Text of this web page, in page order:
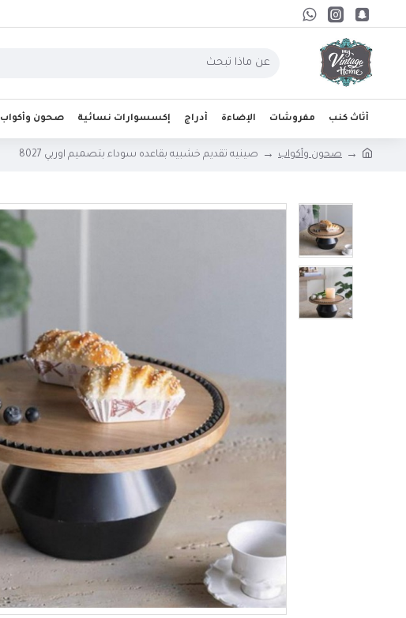
أثاث كنب مفروشات الإضاءة أدراج إكسسوارات نسائية صحون وأكواب
صحون وأكواب صينيه تقديم خشبيه بقاعده سوداء بتصميم اوربي 8027